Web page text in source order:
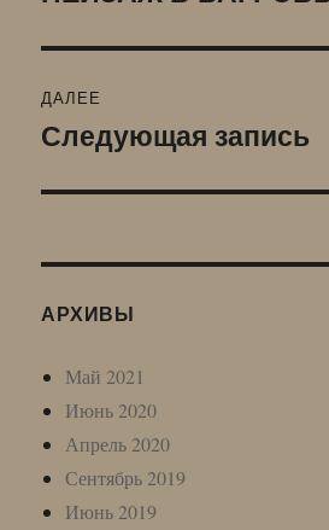
ДАЛЕЕ
Следующая
Следующая запись
АРХИВЫ
Май 2021
Июнь 2020
Апрель 2020
Сентябрь 2019
Июнь 2019